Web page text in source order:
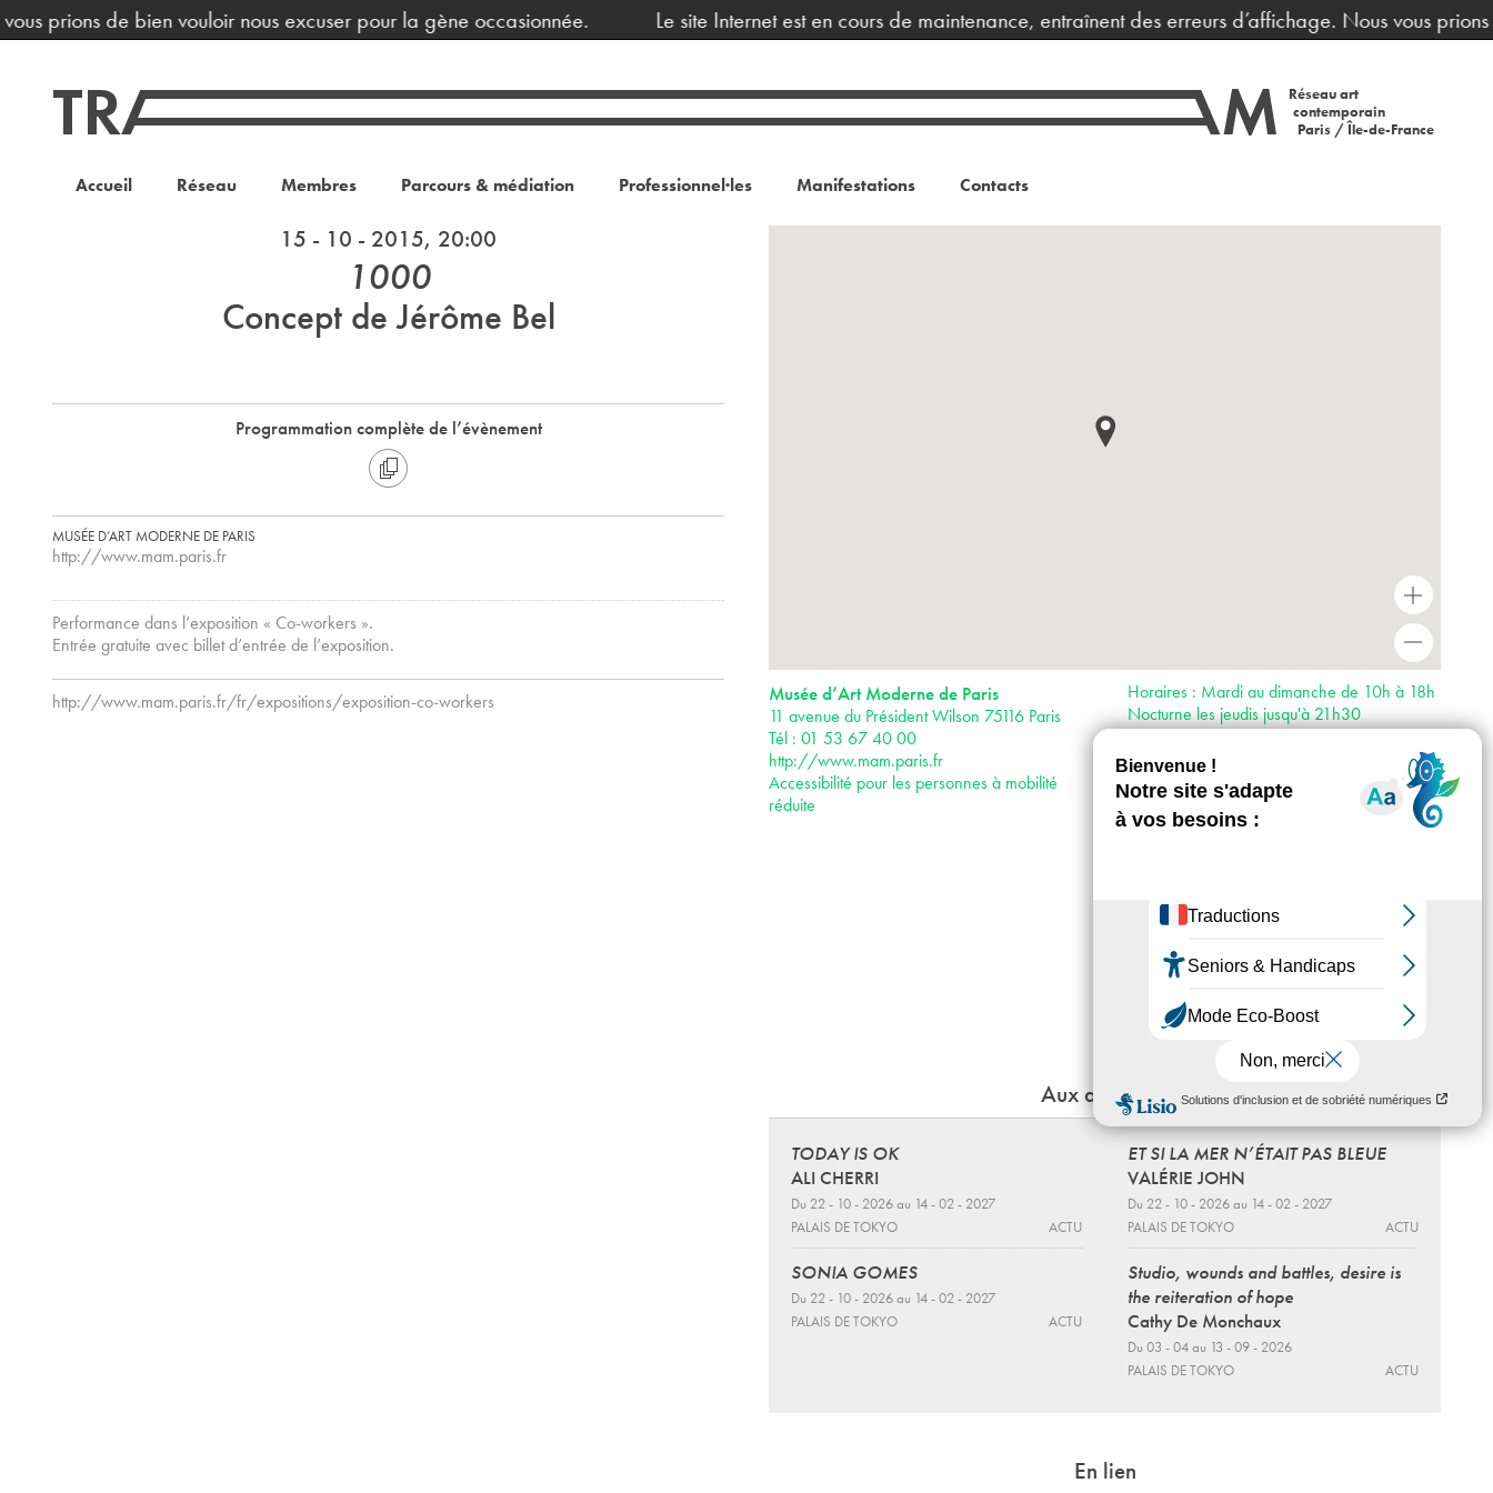
prions de bien vouloir nous excuser pour la gène occasionnée. Le site Internet est en cours de maintenance, entraînent des erreurs d’affichage. Nous vous prions
Réseau art
contemporain
Paris / Île-de-France
Accueil Réseau Membres Parcours & médiation Professionnel·les Manifestations Contacts
15 - 10 - 2015, 20:00
1000
Concept de Jérôme Bel
Programmation complète de l’évènement
MUSÉE D’ART MODERNE DE PARIS
http://www.mam.paris.fr
Performance dans l’exposition « Co-workers ».
Entrée gratuite avec billet d’entrée de l’exposition.
http://www.mam.paris.fr/fr/expositions/exposition-co-workers
+
Musée d’Art Moderne de Paris
11 avenue du Président Wilson 75116 Paris
Tél : 01 53 67 40 00
http://www.mam.paris.fr
Accessibilité pour les personnes à mobilité
réduite
Horaires : Mardi au dimanche de 10h à 18h
Nocturne les jeudis jusqu'à 21h30
uniquement pour les expositions temporaires.
Fermeture le lundi et les 1er janvier, 1er mai
et 25 décembre. Fermeture exceptionnelle à
17h les 24 et 31 décembre.
Tarifs : Collections permanentes : entrée
· Métro 9
· Bus 32, 42, 63, 72, 80, 82, 92
· Vélib’ 4 rue de Longchamp ; 4 avenue
Marceau ; place de la reine Astrid ; 45
avenue Marceau ou 3 avenue Bosquet
Aux alentours
TODAY IS OK
ALI CHERRI
Du 22 - 10 - 2026 au 14 - 02 - 2027
PALAIS DE TOKYO
ACTU
SONIA GOMES
Du 22 - 10 - 2026 au 14 - 02 - 2027
PALAIS DE TOKYO
ACTU
ET SI LA MER N’ÉTAIT PAS BLEUE
VALÉRIE JOHN
Du 22 - 10 - 2026 au 14 - 02 - 2027
PALAIS DE TOKYO
ACTU
Studio, wounds and battles, desire is
the reiteration of hope
Cathy De Monchaux
Du 03 - 04 au 13 - 09 - 2026
PALAIS DE TOKYO
ACTU
En lien